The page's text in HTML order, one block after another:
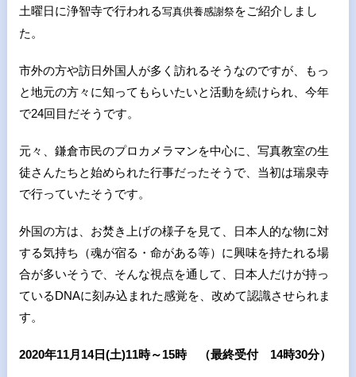
土曜日に浄智寺で行われる写真供養感謝祭をご紹介しまし
た。
市外の方や訪日外国人が多く訪れるそうなのですが、もっ
と地元の方々に知ってもらいたいと活動を続けられ、今年
で24回目だそうです。
元々、鎌倉市民のプロカメラマンを中心に、写真教室の生
徒さんたちと始められた行事だったそうで、当初は瑞泉寺
で行っていたそうです。
外国の方は、お焚き上げの様子を見て、日本人的な物に対
する気持ち（魂が宿る・命がある等）に興味を持たれる場
合が多いそうで、そんな視点を通して、日本人だけが持っ
ているDNAに刻み込まれた感覚を、改めて認識させられま
す。
2020年11月14日(土)11時～15時 （最終受付 14時30分）